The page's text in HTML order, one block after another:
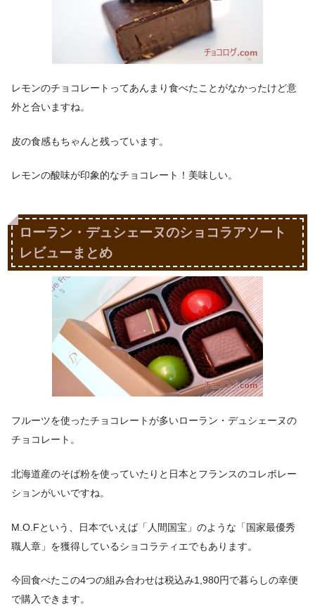
レモンのチョコレートってあんまり食べたことがなかったけど意
外と合いますね。
皮の食感もちゃんと残っています。
レモンの酸味が印象的なチョコレート！美味しい。
ローラン・デュシェーヌのショコラアソート
レビューまとめ
フルーツを使ったチョコレートが多いローラン・デュシェーヌの
チョコレート。
北海道産のそば粉を使っていたりと日本とフランスのコレボレー
ションがいいですね。
M.O.Fという、日本でいえば「人間国宝」のような「国家最優秀
職人章」を獲得しているショコラティエでもあります。
今回食べたこの4つの組み合わせは税込み1,980円で暮らしの幸便
で購入できます。